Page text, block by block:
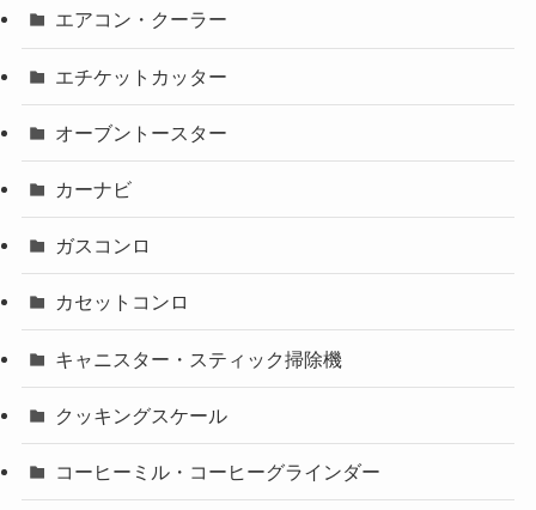
エアコン・クーラー
エチケットカッター
オーブントースター
カーナビ
ガスコンロ
カセットコンロ
キャニスター・スティック掃除機
クッキングスケール
コーヒーミル・コーヒーグラインダー